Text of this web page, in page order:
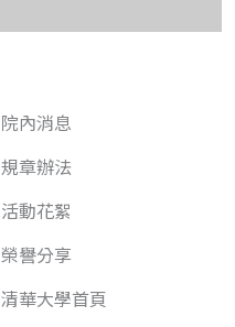
院內消息
規章辦法
活動花絮
榮譽分享
清華大學首頁